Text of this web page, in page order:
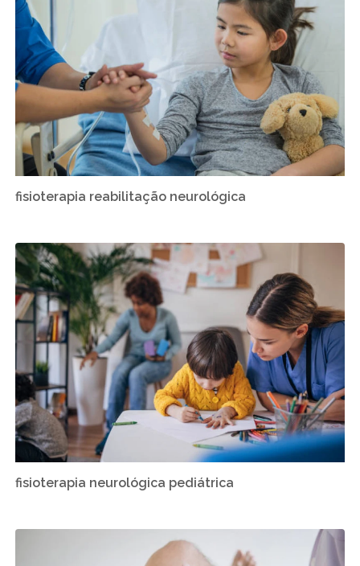
fisioterapia reabilitação neurológica
fisioterapia neurológica pediátrica